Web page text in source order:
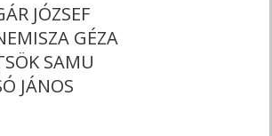
JÓZSEF
GÉZA
SAMU
JÁNOS